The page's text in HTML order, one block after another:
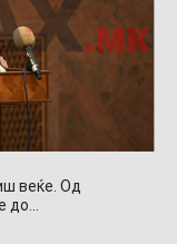
веќе. Од
до…